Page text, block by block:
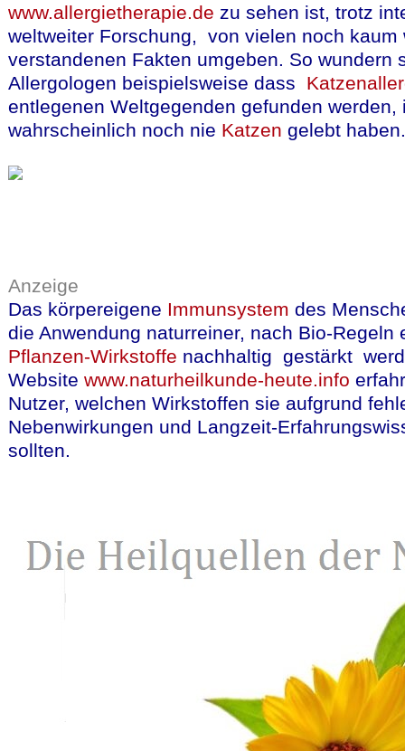
www.allergietherapie.de zu sehen ist, trotz
weltweiter Forschung, von vielen noch kaum
verstandenen Fakten umgeben. So wundern
Allergologen beispielsweise dass
entlegenen Weltgegenden gefunden werden,
wahrscheinlich noch nie Katzen gelebt
Anzeige
Das körpereigene Immunsystem des
die Anwendung naturreiner, nach Bio-Regeln
Pflanzen-Wirkstoffe nachhaltig gestärkt
Website www.naturheilkunde-heute.info
Nutzer, welchen Wirkstoffen sie aufgrund
Nebenwirkungen und Langzeit-
sollten.